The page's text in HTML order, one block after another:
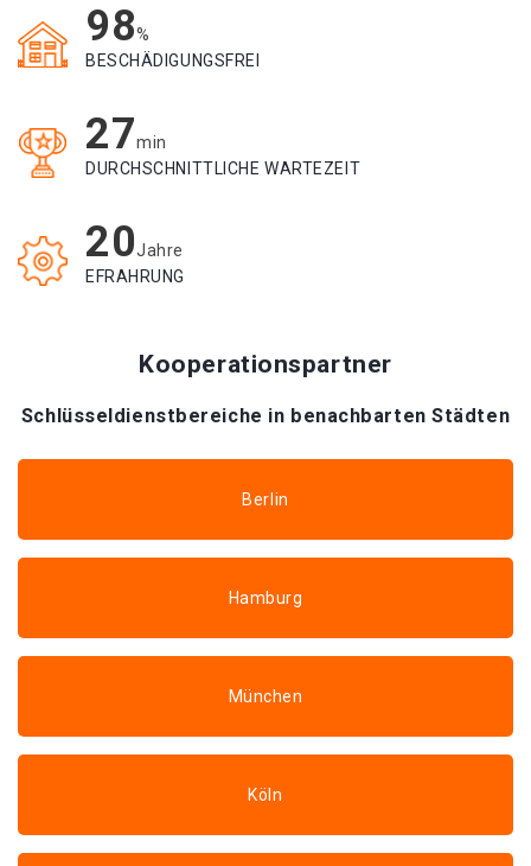
98%
BESCHÄDIGUNGSFREI
27min
DURCHSCHNITTLICHE WARTEZEIT
20Jahre
EFRAHRUNG
Kooperationspartner
Schlüsseldienstbereiche in benachbarten Städten
Berlin
Hamburg
München
Köln